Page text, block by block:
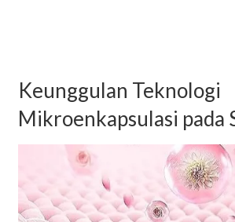
Keunggulan Teknologi
Mikroenkapsulasi pada